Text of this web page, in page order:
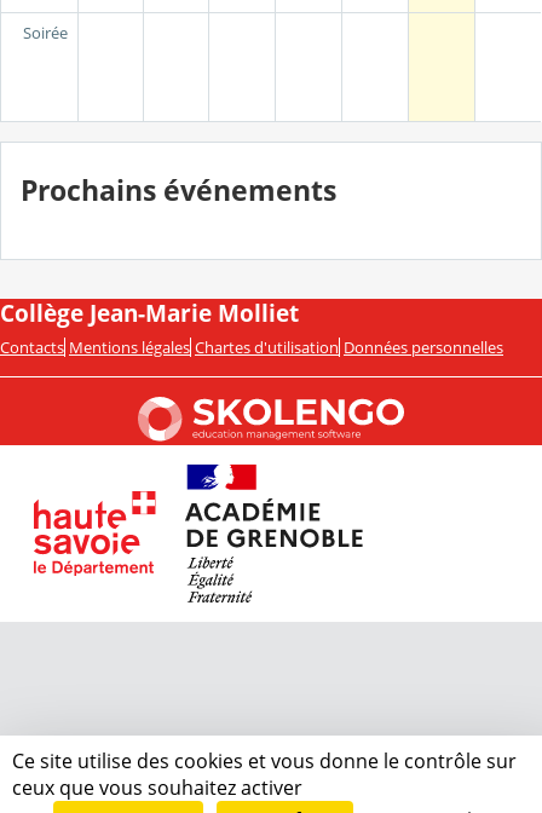
Soirée
Prochains événements
Collège Jean-Marie Molliet
Contacts Mentions légales Chartes d'utilisation Données personnelles
Ce site utilise des cookies et vous donne le contrôle sur
ceux que vous souhaitez activer